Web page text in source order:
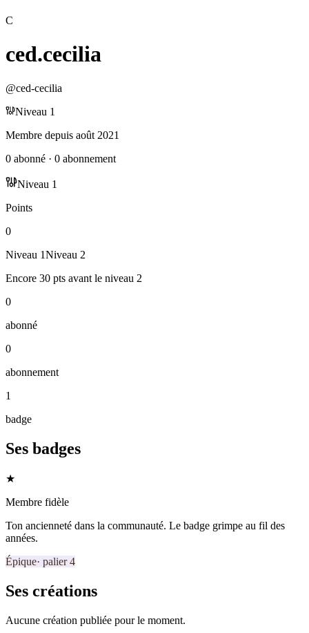
C
ced.cecilia
@ced-cecilia
Niveau 1
Membre depuis août 2021
0 abonné · 0 abonnement
Niveau 1
Points
0
Niveau 1Niveau 2
Encore 30 pts avant le niveau 2
0
abonné
0
abonnement
1
badge
Ses badges
★
Membre fidèle
Ton ancienneté dans la communauté. Le badge grimpe au fil des
années.
Épique· palier4
Ses créations
Aucune création publiée pour le moment.